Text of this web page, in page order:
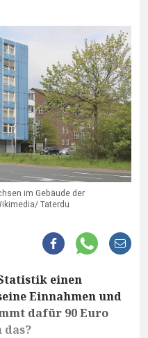
im Gebäude der
Taterdu
einen
Einnahmen und
dafür 90 Euro
das?